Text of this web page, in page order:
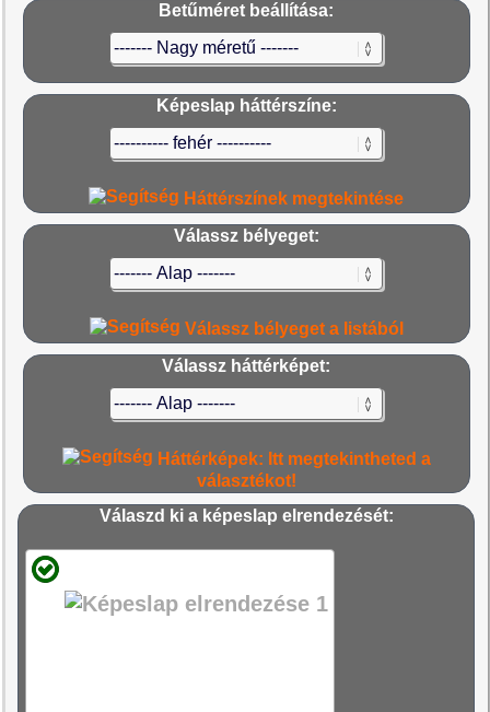
Betűméret beállítása:
Képeslap háttérszíne:
Háttérszínek megtekintése
Válassz bélyeget:
Válassz bélyeget a listából
Válassz háttérképet:
Háttérképek: Itt megtekintheted a
választékot!
Válaszd ki a képeslap elrendezését: